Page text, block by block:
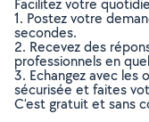
Facilitez votre
1. Postez votre
secondes.
2. Recevez des
professionnels en
3. Echangez avec les
sécurisée et faites
C’est gratuit et sans